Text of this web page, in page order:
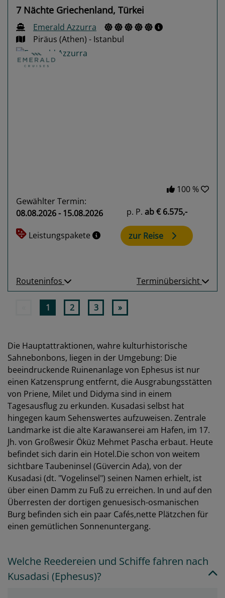
7 Nächte Griechenland, Türkei
Emerald Azzurra
Piräus (Athen) - Istanbul
100 %
Gewählter Termin:
08.08.2026 - 15.08.2026
Leistungspakete
p. P. ab€ 6.575,-
zur Reise
Routeninfos Terminübersicht
1 2 3 »
Die Hauptattraktionen, wahre kulturhistorische
Sahnebonbons, liegen in der Umgebung: Die
beeindruckende Ruinenanlage von Ephesus ist nur
einen Katzensprung entfernt, die Ausgrabungsstätten
von Priene, Milet und Didyma sind in einem
Tagesausflug zu erkunden. Kusadasi selbst hat
hingegen kaum Sehenswertes aufzuweisen. Zentrale
Landmarke ist die alte Karawanserei am Hafen, im 17.
Jh. von Großwesir Öküz Mehmet Pascha erbaut. Heute
befindet sich darin ein Hotel.Die schon von weitem
sichtbare Taubeninsel (Güvercin Ada), von der
Kusadasi (dt. "Vogelinsel") seinen Namen erhielt, ist
über einen Damm zu Fuß zu erreichen. In und auf den
Überresten der dortigen genuesisch-osmanischen
Burg befinden sich ein paar Cafés,nette Plätzchen für
einen gemütlichen Sonnenuntergang.
Welche Reedereien und Schiffe fahren nach
Kusadasi (Ephesus)?